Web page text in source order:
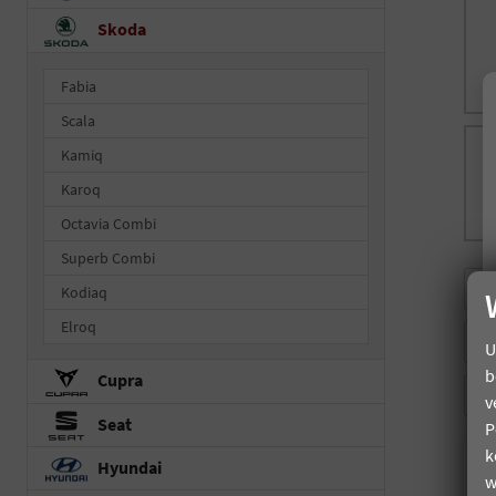
Skoda
Fabia
Scala
Kamiq
Karoq
Octavia Combi
Superb Combi
Kodiaq
Elroq
Cupra
Seat
Hyundai